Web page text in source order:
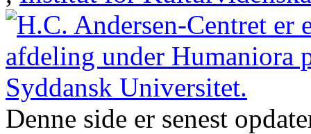
Denne side er senest